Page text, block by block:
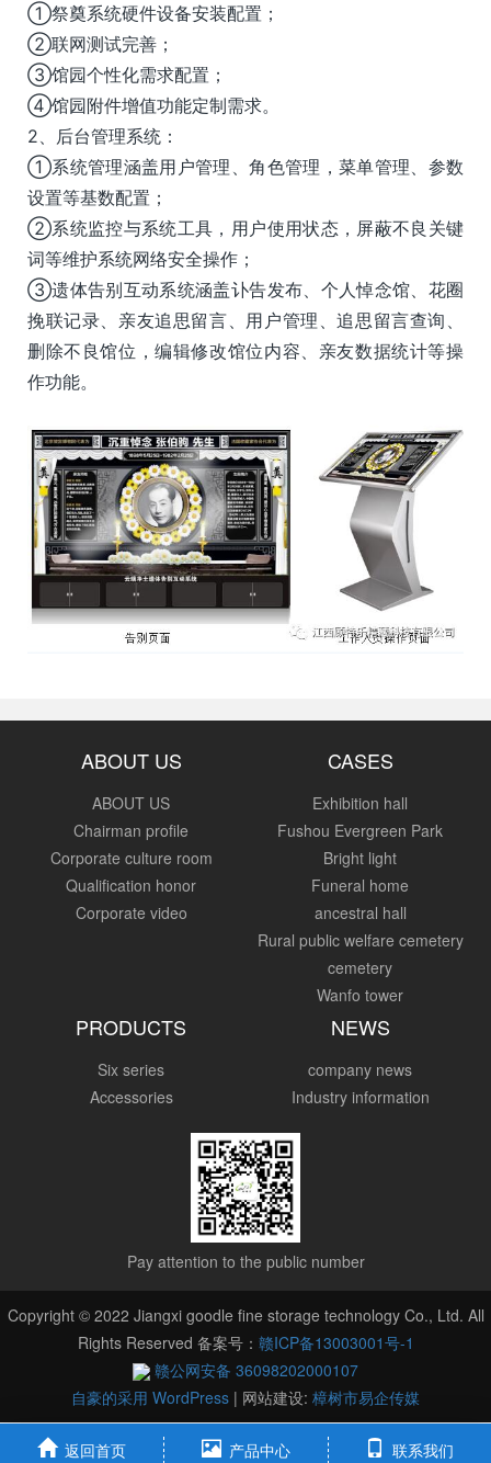
①祭奠系统硬件设备安装配置；
②联网测试完善；
③馆园个性化需求配置；
④馆园附件增值功能定制需求。
2、后台管理系统：
①系统管理涵盖用户管理、角色管理，菜单管理、参数
设置等基数配置；
②系统监控与系统工具，用户使用状态，屏蔽不良关键
词等维护系统网络安全操作；
③遗体告别互动系统涵盖讣告发布、个人悼念馆、花圈
挽联记录、亲友追思留言、用户管理、追思留言查询、
删除不良馆位，编辑修改馆位内容、亲友数据统计等操
作功能。
ABOUT US
ABOUT US
Chairman profile
Corporate culture room
Qualification honor
Corporate video
CASES
Exhibition hall
Fushou Evergreen Park
Bright light
Funeral home
ancestral hall
Rural public welfare cemetery
cemetery
Wanfo tower
PRODUCTS
Six series
Accessories
NEWS
company news
Industry information
Pay attention to the public number
Copyright © 2022 Jiangxi goodle fine storage technology Co., Ltd. All
Rights Reserved 备案号： 赣ICP备13003001号-1
赣公网安备 36098202000107
自豪的采用 WordPress | 网站建设: 樟树市易企传媒
返回首页 产品中心 联系我们